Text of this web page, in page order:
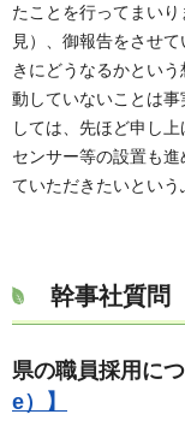
たことを行ってまい
見）、御報告をさせ
きにどうなるかとい
動していないことは
しては、先ほど申し
センサー等の設置も
ていただきたいという
幹事社質問
県の職員採用に
e）】